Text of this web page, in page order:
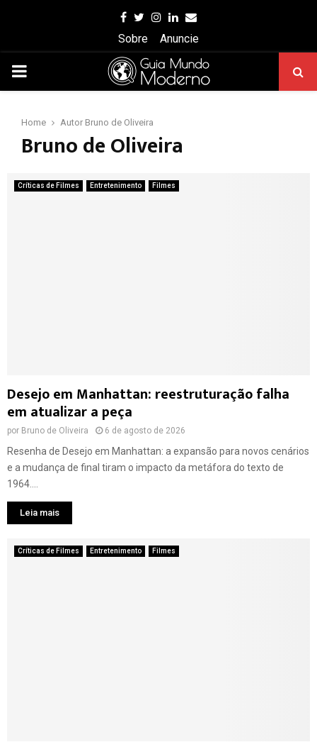
Facebook
Twitter
Instagram
Linkedin
Email
Sobre
Anuncie
PRIMARY
Home Autor Bruno de Oliveira
Bruno de Oliveira
Críticas de Filmes Entretenimento Filmes
Desejo em Manhattan: reestruturação falha
em atualizar a peça
por Bruno de Oliveira 6 de agosto de 2026
Resenha de Desejo em Manhattan: a expansão para novos cenários
e a mudança de final tiram o impacto da metáfora do texto de
1964....
Leia mais
Críticas de Filmes Entretenimento Filmes